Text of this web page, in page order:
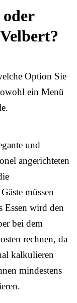
oder
Option Sie
ein Menü
und
angerichteten
müssen
Essen wird den
bei dem
rechnen, da
kalkulieren
mindestens